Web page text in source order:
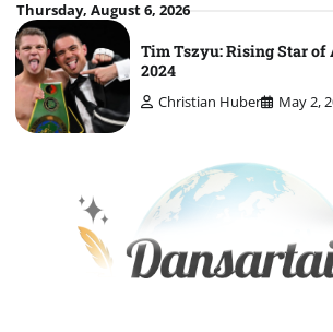
Skip
to
content
Thursday, August 6, 2026
Tim Tszyu: Rising Star
2024
Christian Huber May 2,